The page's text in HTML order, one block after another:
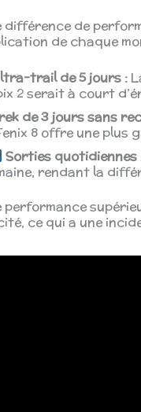
de
de chaque
trail de 5 jours :
2 serait à court
de 3 jours sans
8 offre une plus
Sorties quotidiennes
rendant la
ce qui a une